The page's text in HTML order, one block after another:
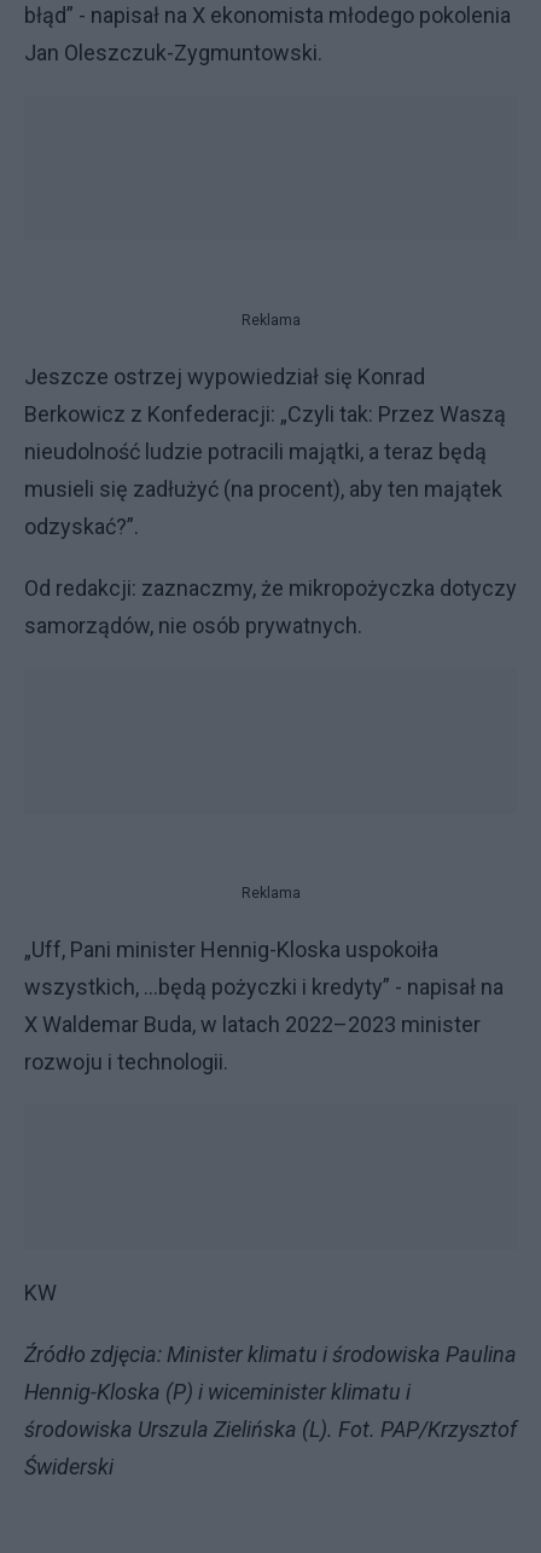
błąd” - napisał na X ekonomista młodego pokolenia
Jan Oleszczuk-Zygmuntowski.
Reklama
Jeszcze ostrzej wypowiedział się Konrad
Berkowicz z Konfederacji: „Czyli tak: Przez Waszą
nieudolność ludzie potracili majątki, a teraz będą
musieli się zadłużyć (na procent), aby ten majątek
odzyskać?”.
Od redakcji: zaznaczmy, że mikropożyczka dotyczy
samorządów, nie osób prywatnych.
Reklama
„Uff, Pani minister Hennig-Kloska uspokoiła
wszystkich, ...będą pożyczki i kredyty” - napisał na
X Waldemar Buda, w latach 2022–2023 minister
rozwoju i technologii.
KW
Źródło zdjęcia: Minister klimatu i środowiska Paulina
Hennig-Kloska (P) i wiceminister klimatu i
środowiska Urszula Zielińska (L). Fot. PAP/Krzysztof
Świderski